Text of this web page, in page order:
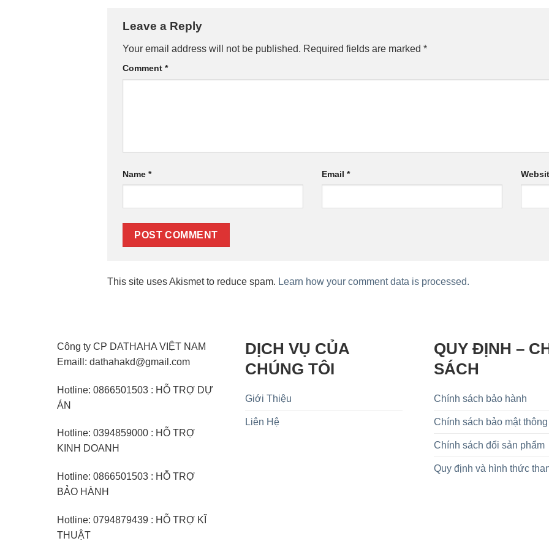
Leave a Reply
Your email address will not be published. Required fields are marked *
Comment *
Name * Email *
This site uses Akismet to reduce spam. Learn how your comment data is processed.
Công ty CP DATHAHA VIỆT NAM
Emaill: dathahakd@gmail.com
Hotline: 0866501503 : HỖ TRỢ DỰ
ÁN
Hotline: 0394859000 : HỖ TRỢ
KINH DOANH
Hotline: 0866501503 : HỖ TRỢ
BẢO HÀNH
Hotline: 0794879439 : HỖ TRỢ KĨ
THUẬT
DỊCH VỤ CỦA
CHÚNG TÔI
Giới Thiệu
Liên Hệ
QUY ĐỊNH –
SÁCH
Chính sách bảo hành
Chính sách bảo mật
Chính sách đổi sản phẩm
Quy định và hình thức